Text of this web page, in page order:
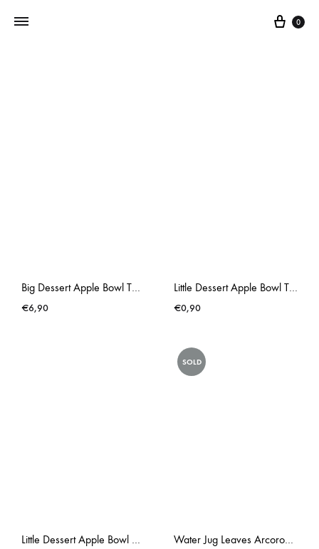
0
Big Dessert Apple Bowl Thick Crinkle
€6,90
Little Dessert Apple Bowl Thick Crinkle
€0,90
Little Dessert Apple Bowl Clear
SOLD
Water Jug Leaves Arcoroc Aspen